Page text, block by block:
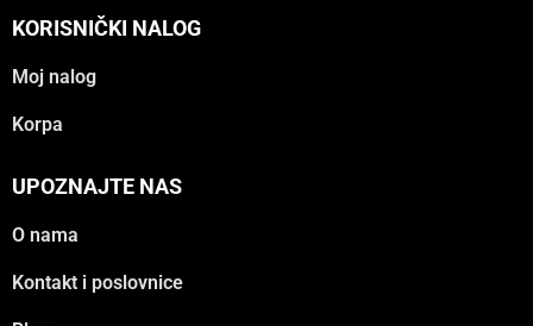
KORISNIČKI NALOG
Moj nalog
Korpa
UPOZNAJTE NAS
O nama
Kontakt i poslovnice